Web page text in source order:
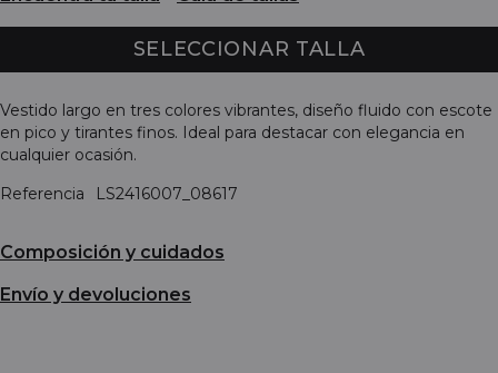
SELECCIONAR TALLA
Vestido largo en tres colores vibrantes, diseño fluido con escote
en pico y tirantes finos. Ideal para destacar con elegancia en
cualquier ocasión.
Referencia
LS2416007_08617
Composición y cuidados
Envío y devoluciones